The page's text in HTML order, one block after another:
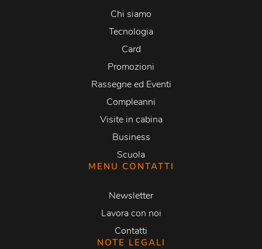
Chi siamo
Tecnologia
Card
Promozioni
Rassegne ed Eventi
Compleanni
Visite in cabina
Business
Scuola
MENU CONTATTI
Newsletter
Lavora con noi
Contatti
NOTE LEGALI